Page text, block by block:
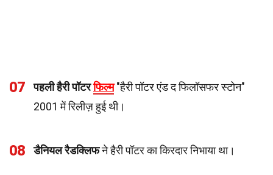
07 पहली हैरी पॉटरफिल्म"हैरी पॉटर एंड द फिलॉसफर स्टोन"
2001 में रिलीज़ हुई थी।
08 डैनियल रैडक्लिफने हैरी पॉटर का किरदार निभाया था।